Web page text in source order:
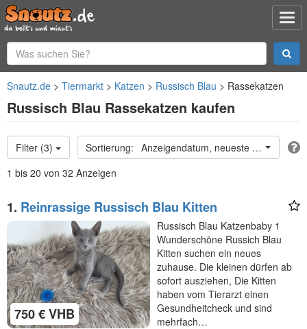
Snautz.de Tiermarkt Katzen Russisch Blau Rassekatzen
Russisch Blau Rassekatzen kaufen
Filter (3)
Anzeigendatum, neueste oben
1 bis 20 von 32 Anzeigen
1. Reinrassige Russisch Blau Kitten
750 € VHB
Russisch Blau Katzenbaby 1
Wunderschöne Russich Blau
Kitten suchen ein neues
zuhause. Die kleinen dürfen ab
sofort ausziehen, Die Kitten
haben vom Tierarzt einen
Gesundheitcheck und sind
mehrfach…